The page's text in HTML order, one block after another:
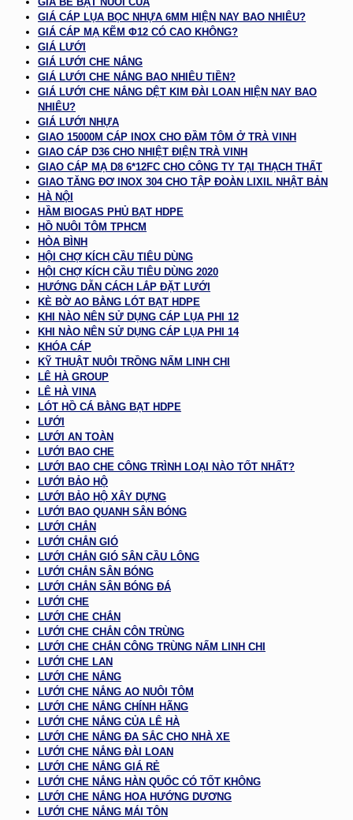
GIÁ CÁP LỤA BỌC NHỰA 6MM HIỆN NAY BAO NHIÊU?
GIÁ CÁP MẠ KẼM Φ12 CÓ CAO KHÔNG?
GIÁ LƯỚI
GIÁ LƯỚI CHE NẮNG
GIÁ LƯỚI CHE NẮNG BAO NHIÊU TIỀN?
GIÁ LƯỚI CHE NẮNG DỆT KIM ĐÀI LOAN HIỆN NAY BAO
NHIÊU?
GIÁ LƯỚI NHỰA
GIAO 15000M CÁP INOX CHO ĐẦM TÔM Ở TRÀ VINH
GIAO CÁP D36 CHO NHIỆT ĐIỆN TRÀ VINH
GIAO CÁP MẠ D8 6*12FC CHO CÔNG TY TẠI THẠCH THẤT
GIAO TĂNG ĐƠ INOX 304 CHO TẬP ĐOÀN LIXIL NHẬT BẢN
HÀ NỘI
HẦM BIOGAS PHỦ BẠT HDPE
HỒ NUÔI TÔM TPHCM
HÒA BÌNH
HỘI CHỢ KÍCH CẦU TIÊU DÙNG
HỘI CHỢ KÍCH CẦU TIÊU DÙNG 2020
HƯỚNG DẪN CÁCH LẮP ĐẶT LƯỚI
KÈ BỜ AO BẰNG LÓT BẠT HDPE
KHI NÀO NÊN SỬ DỤNG CÁP LỤA PHI 12
KHI NÀO NÊN SỬ DỤNG CÁP LỤA PHI 14
KHÓA CÁP
KỸ THUẬT NUÔI TRỒNG NẤM LINH CHI
LÊ HÀ GROUP
LÊ HÀ VINA
LÓT HỒ CÁ BẰNG BẠT HDPE
LƯỚI
LƯỚI AN TOÀN
LƯỚI BAO CHE
LƯỚI BAO CHE CÔNG TRÌNH LOẠI NÀO TỐT NHẤT?
LƯỚI BẢO HỘ
LƯỚI BẢO HỘ XÂY DỰNG
LƯỚI BAO QUANH SÂN BÓNG
LƯỚI CHẮN
LƯỚI CHẮN GIÓ
LƯỚI CHẮN GIÓ SÂN CẦU LÔNG
LƯỚI CHẮN SÂN BÓNG
LƯỚI CHẮN SÂN BÓNG ĐÁ
LƯỚI CHE
LƯỚI CHE CHẮN
LƯỚI CHE CHẮN CÔN TRÙNG
LƯỚI CHE CHẮN CÔNG TRÙNG NẤM LINH CHI
LƯỚI CHE LAN
LƯỚI CHE NẮNG
LƯỚI CHE NẮNG AO NUÔI TÔM
LƯỚI CHE NẮNG CHÍNH HÃNG
LƯỚI CHE NẮNG CỦA LÊ HÀ
LƯỚI CHE NẮNG ĐA SẮC CHO NHÀ XE
LƯỚI CHE NẮNG ĐÀI LOAN
LƯỚI CHE NẮNG GIÁ RẺ
LƯỚI CHE NẮNG HÀN QUỐC CÓ TỐT KHÔNG
LƯỚI CHE NẮNG HOA HƯỚNG DƯƠNG
LƯỚI CHE NẮNG MÁI TÔN